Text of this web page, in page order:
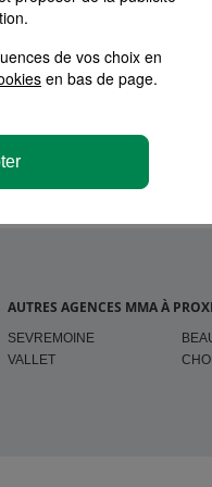
AUTRES AGENCES MMA À
SEVREMOINE
VALLET
de vos choix en
en bas de page.